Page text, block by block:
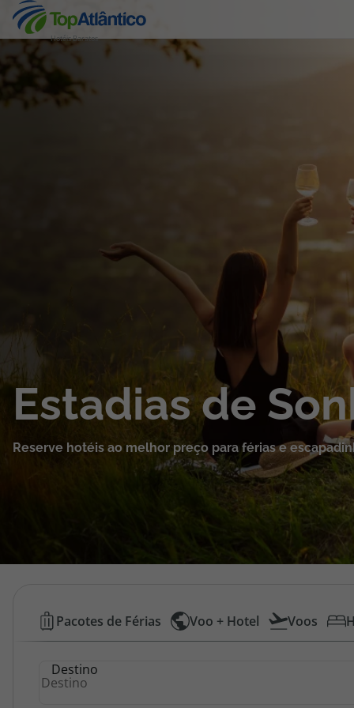
Hotéis Baratos
Destinos
Pacotes de Férias
Cruzeiros
Promoções
Área de Cliente
Estadias de
Reserve hotéis ao melhor preço para férias e
Hotéis
Baratos
Pacotes de Férias Voo + Hotel Voos
Destino